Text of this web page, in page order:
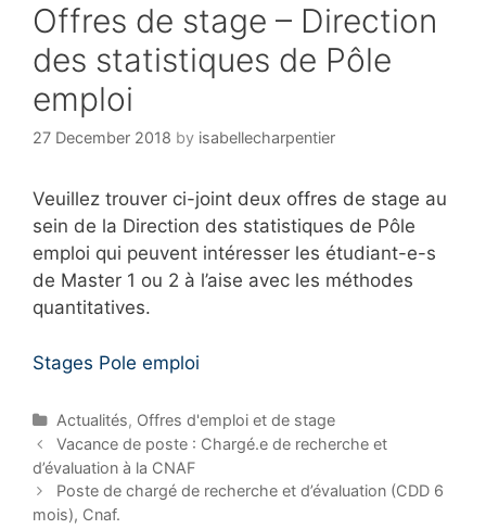
Offres de stage – Direction
des statistiques de Pôle
emploi
27 December 2018 by isabellecharpentier
Veuillez trouver ci-joint deux offres de stage au
sein de la Direction des statistiques de Pôle
emploi qui peuvent intéresser les étudiant-e-s
de Master 1 ou 2 à l’aise avec les méthodes
quantitatives.
Stages Pole emploi
C
a
t
e
g
Actualités, Offres d'emploi et de stage
P
o
s
t
Vacance de poste : Chargé.e de recherche et
d’évaluation à la CNAF
Poste de chargé de recherche et d’évaluation (CDD 6
mois), Cnaf.